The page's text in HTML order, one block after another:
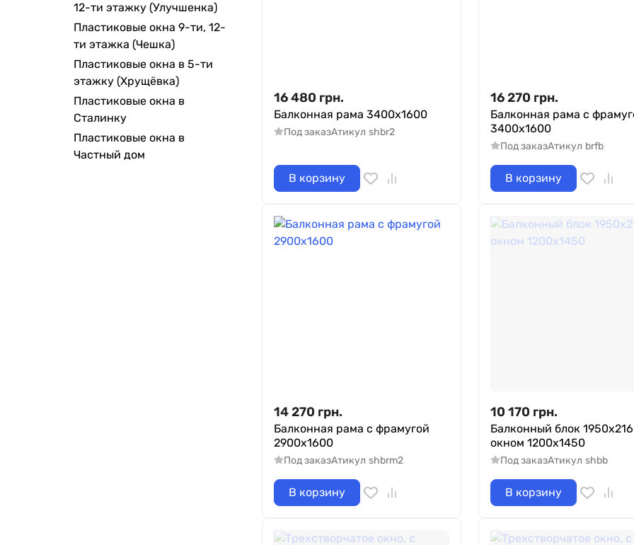
12-ти этажку (Улучшенка)
Пластиковые окна 9-ти, 12-
ти этажка (Чешка)
Пластиковые окна в 5-ти
этажку (Хрущёвка)
Пластиковые окна в
Сталинку
Пластиковые окна в
Частный дом
16 480 грн.
Балконная рама 3400х1600
Под заказАтикул shbr2
В корзину
16 270 грн.
Балконная рама с
3400х1600
Под заказАтикул brfb
В корзину
14 270 грн.
Балконная рама с фрамугой
2900х1600
Под заказАтикул shbrm2
В корзину
10 170 грн.
Балконный блок
окном 1200х1450
Под заказАтикул shbb
В корзину